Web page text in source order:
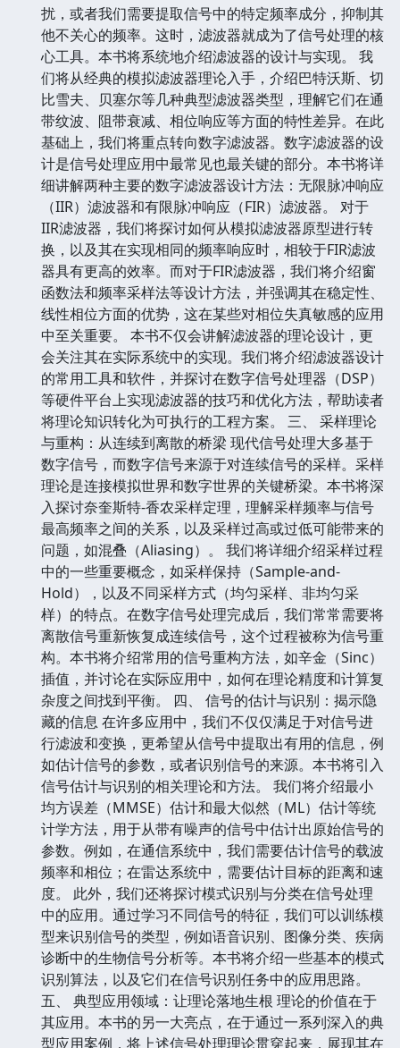
扰，或者我们需要提取信号中的特定频率成分，抑制其
他不关心的频率。这时，滤波器就成为了信号处理的核
心工具。本书将系统地介绍滤波器的设计与实现。 我
们将从经典的模拟滤波器理论入手，介绍巴特沃斯、切
比雪夫、贝塞尔等几种典型滤波器类型，理解它们在通
带纹波、阻带衰减、相位响应等方面的特性差异。在此
基础上，我们将重点转向数字滤波器。数字滤波器的设
计是信号处理应用中最常见也最关键的部分。本书将详
细讲解两种主要的数字滤波器设计方法：无限脉冲响应
（IIR）滤波器和有限脉冲响应（FIR）滤波器。 对于
IIR滤波器，我们将探讨如何从模拟滤波器原型进行转
换，以及其在实现相同的频率响应时，相较于FIR滤波
器具有更高的效率。而对于FIR滤波器，我们将介绍窗
函数法和频率采样法等设计方法，并强调其在稳定性、
线性相位方面的优势，这在某些对相位失真敏感的应用
中至关重要。 本书不仅会讲解滤波器的理论设计，更
会关注其在实际系统中的实现。我们将介绍滤波器设计
的常用工具和软件，并探讨在数字信号处理器（DSP）
等硬件平台上实现滤波器的技巧和优化方法，帮助读者
将理论知识转化为可执行的工程方案。 三、 采样理论
与重构：从连续到离散的桥梁 现代信号处理大多基于
数字信号，而数字信号来源于对连续信号的采样。采样
理论是连接模拟世界和数字世界的关键桥梁。本书将深
入探讨奈奎斯特-香农采样定理，理解采样频率与信号
最高频率之间的关系，以及采样过高或过低可能带来的
问题，如混叠（Aliasing）。 我们将详细介绍采样过程
中的一些重要概念，如采样保持（Sample-and-
Hold），以及不同采样方式（均匀采样、非均匀采
样）的特点。在数字信号处理完成后，我们常常需要将
离散信号重新恢复成连续信号，这个过程被称为信号重
构。本书将介绍常用的信号重构方法，如辛金（Sinc）
插值，并讨论在实际应用中，如何在理论精度和计算复
杂度之间找到平衡。 四、 信号的估计与识别：揭示隐
藏的信息 在许多应用中，我们不仅仅满足于对信号进
行滤波和变换，更希望从信号中提取出有用的信息，例
如估计信号的参数，或者识别信号的来源。本书将引入
信号估计与识别的相关理论和方法。 我们将介绍最小
均方误差（MMSE）估计和最大似然（ML）估计等统
计学方法，用于从带有噪声的信号中估计出原始信号的
参数。例如，在通信系统中，我们需要估计信号的载波
频率和相位；在雷达系统中，需要估计目标的距离和速
度。 此外，我们还将探讨模式识别与分类在信号处理
中的应用。通过学习不同信号的特征，我们可以训练模
型来识别信号的类型，例如语音识别、图像分类、疾病
诊断中的生物信号分析等。本书将介绍一些基本的模式
识别算法，以及它们在信号识别任务中的应用思路。
五、 典型应用领域：让理论落地生根 理论的价值在于
其应用。本书的另一大亮点，在于通过一系列深入的典
型应用案例，将上述信号处理理论贯穿起来，展现其在